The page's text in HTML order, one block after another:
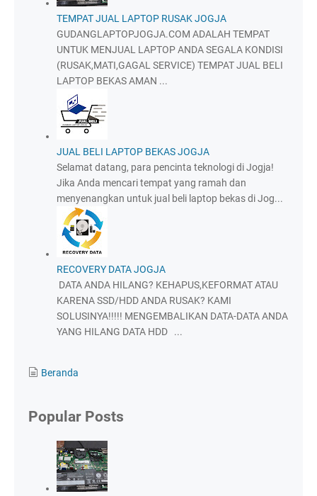
TEMPAT JUAL LAPTOP RUSAK JOGJA
GUDANGLAPTOPJOGJA.COM ADALAH TEMPAT
UNTUK MENJUAL LAPTOP ANDA SEGALA KONDISI
(RUSAK,MATI,GAGAL SERVICE) TEMPAT JUAL BELI
LAPTOP BEKAS AMAN ...
JUAL BELI LAPTOP BEKAS JOGJA
Selamat datang, para pencinta teknologi di Jogja!
Jika Anda mencari tempat yang ramah dan
menyenangkan untuk jual beli laptop bekas di Jog...
RECOVERY DATA JOGJA
DATA ANDA HILANG? KEHAPUS,KEFORMAT ATAU
KARENA SSD/HDD ANDA RUSAK? KAMI
SOLUSINYA!!!!! MENGEMBALIKAN DATA-DATA ANDA
YANG HILANG DATA HDD ...
Beranda
Popular Posts